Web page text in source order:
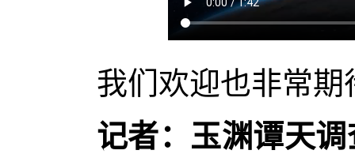
我们欢迎也非常
记者：玉渊谭天